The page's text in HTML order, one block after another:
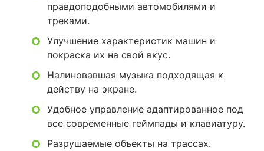
правдоподобными автомобилями и
треками.
Улучшение характеристик машин и
покраска их на свой вкус.
Налиновавшая музыка подходящая к
действу на экране.
Удобное управление адаптированное под
все современные геймпады и клавиатуру.
Разрушаемые объекты на трассах.